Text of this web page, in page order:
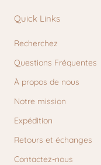
Quick Links
Recherchez
Questions Fréquentes
À propos de nous
Notre mission
Expédition
Retours et échanges
Contactez-nous